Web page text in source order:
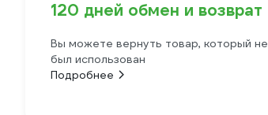
120 дней обмен и возврат
Вы можете вернуть товар, который не
был использован
Подробнее